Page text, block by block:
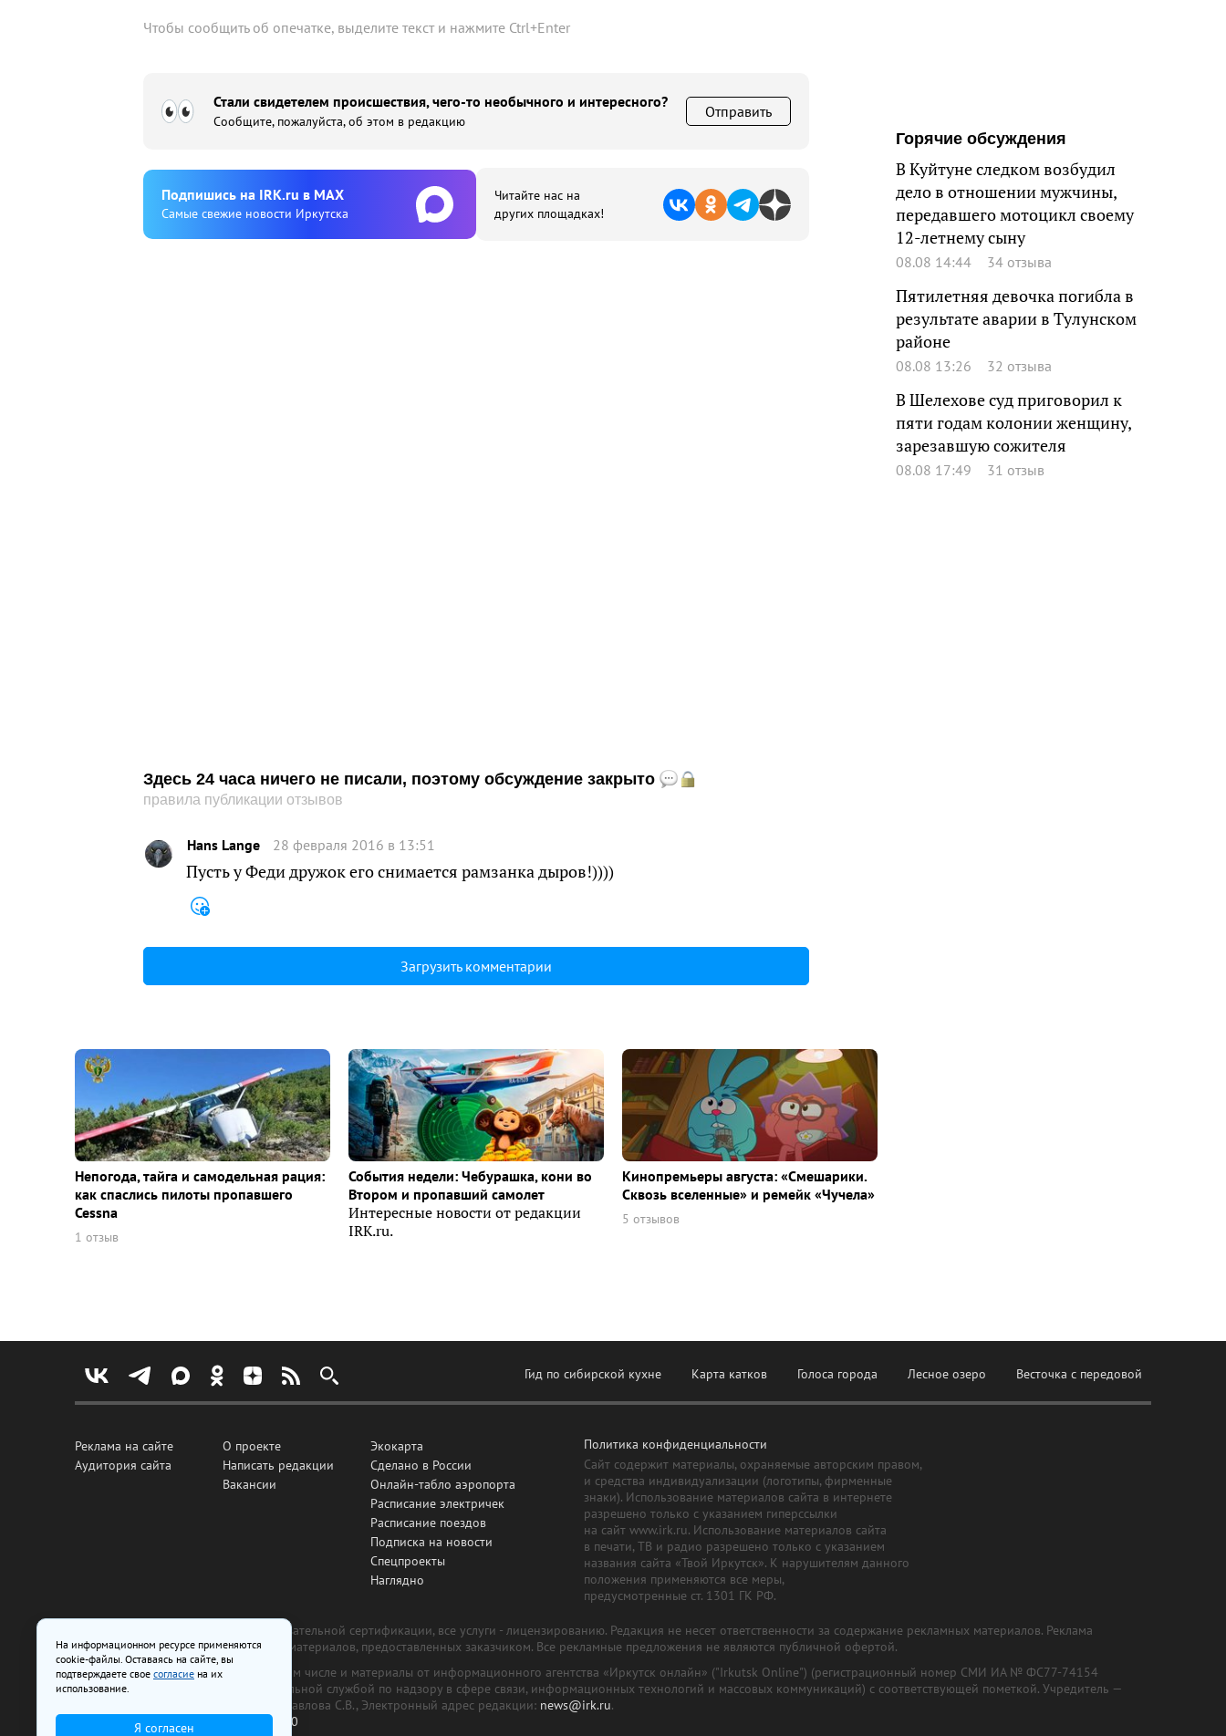
Чтобы сообщить об опечатке, выделите текст и нажмите Ctrl+Enter
Стали свидетелем происшествия, чего-то необычного и интересного?
Сообщите, пожалуйста, об этом в редакцию
Отправить
Подпишиcь на IRK.ru в MAX
Cамые свежие новости Иркутска
Читайте нас на
других площадках!
Здесь 24 часа ничего не писали, поэтому обсуждение закрыто
правила публикации отзывов
Hans Lange 28 февраля 2016 в 13:51
Пусть у Феди дружок его снимается рамзанка дыров!))))
Загрузить комментарии
Горячие обсуждения
В Куйтуне следком возбудил
дело в отношении мужчины,
передавшего мотоцикл своему
12-летнему сыну
08.08 14:44 34 отзыва
Пятилетняя девочка погибла в
результате аварии в Тулунском
районе
08.08 13:26 32 отзыва
В Шелехове суд приговорил к
пяти годам колонии женщину,
зарезавшую сожителя
08.08 17:49 31 отзыв
Непогода, тайга и самодельная рация:
как спаслись пилоты пропавшего
Cessna
1 отзыв
События недели: Чебурашка, кони во
Втором и пропавший самолет
Интересные новости от редакции
IRK.ru.
Кинопремьеры августа: «Смешарики.
Сквозь вселенные» и ремейк «Чучела»
5 отзывов
Гид по сибирской кухне Карта катков Голоса города Лесное озеро Весточка с передовой
Реклама на сайте
Аудитория сайта
О проекте
Написать редакции
Вакансии
Экокарта
Сделано в России
Онлайн-табло аэропорта
Расписание электричек
Расписание поездов
Подписка на новости
Спецпроекты
Наглядно
Политика конфиденциальности
Сайт содержит материалы, охраняемые авторским правом,
и средства индивидуализации (логотипы, фирменные
знаки). Использование материалов сайта в интернете
разрешено только с указанием гиперссылки
на сайт www.irk.ru. Использование материалов сайта
в печати, ТВ и радио разрешено только с указанием
названия сайта «Твой Иркутск». К нарушителям данного
положения применяются все меры,
предусмотренные ст. 1301 ГК РФ.
Все рекламные товары подлежат обязательной сертификации, все услуги - лицензированию. Редакция не несет ответственности за содержание рекламных материалов. Реклама
изготовлена и размещена на основе материалов, предоставленных заказчиком. Все рекламные предложения не являются публичной офертой.
На сайте www.irk.ru размещаются в том числе и материалы от информационного агентства «Иркутск онлайн» ("Irkutsk Online") (регистрационный номер СМИ ИА № ФС77-74154
от 29 октября 2018 г., выдан Федеральной службой по надзору в сфере связи, информационных технологий и массовых коммуникаций) с соответствующей пометкой. Учредитель —
ООО «Ирк.ру». Главный редактор — Павлова С.В., Электронный адрес редакции: news@irk.ru.
Телефон редакции:
+7 (3952) 48-88-50
На информационном ресурсе применяются
cookie-файлы. Оставаясь на сайте, вы
подтверждаете свое согласие на их
использование.
Я согласен